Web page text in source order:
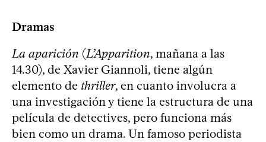
Dramas
La aparición (L’Apparition, mañana a las
14.30), de Xavier Giannoli, tiene algún
elemento de thriller, en cuanto involucra a
una investigación y tiene la estructura de una
película de detectives, pero funciona más
bien como un drama. Un famoso periodista